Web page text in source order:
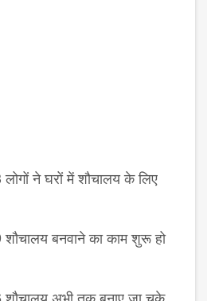
ने घरों में शौचालय के लिए
बनवाने का काम शुरू हो